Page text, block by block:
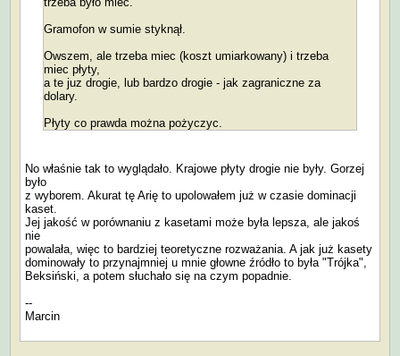
Gramofon w sumie styknął.
Owszem, ale trzeba miec (koszt umiarkowany) i trzeba
miec płyty,
a te juz drogie, lub bardzo drogie - jak zagraniczne za
dolary.
Płyty co prawda można pożyczyc.
No właśnie tak to wyglądało. Krajowe płyty drogie nie były. Gorzej
było
z wyborem. Akurat tę Arię to upolowałem już w czasie dominacji
kaset.
Jej jakość w porównaniu z kasetami może była lepsza, ale jakoś
nie
powalała, więc to bardziej teoretyczne rozważania. A jak już kasety
dominowały to przynajmniej u mnie głowne źródło to była "Trójka",
Beksiński, a potem słuchało się na czym popadnie.
--
Marcin